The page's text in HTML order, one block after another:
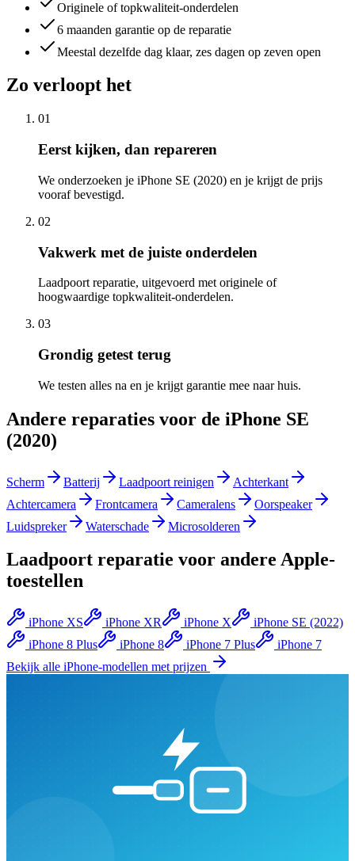
Originele of topkwaliteit-onderdelen
6 maanden garantie op de reparatie
Meestal dezelfde dag klaar, zes dagen op zeven open
Zo verloopt het
01
Eerst kijken, dan repareren
We onderzoeken je iPhone SE (2020) en je krijgt de prijs
vooraf bevestigd.
02
Vakwerk met de juiste onderdelen
Laadpoort reparatie, uitgevoerd met originele of
hoogwaardige topkwaliteit-onderdelen.
03
Grondig getest terug
We testen alles na en je krijgt garantie mee naar huis.
Andere reparaties voor de iPhone SE
(2020)
Scherm Batterij Laadpoort reinigen
Achterkant
Achtercamera
Frontcamera Cameralens
Oorspeaker
Luidspreker
Waterschade Microsolderen
Laadpoort reparatie voor andere Apple-
toestellen
iPhone XS iPhone XR iPhone X
iPhone SE (2022)
iPhone 8 Plus
iPhone 8 iPhone 7 Plus
iPhone 7
Bekijk alle iPhone-modellen met prijzen